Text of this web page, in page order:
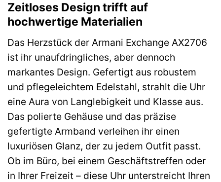
Zeitloses Design trifft auf
hochwertige Materialien
Das Herzstück der Armani Exchange AX2706
ist ihr unaufdringliches, aber dennoch
markantes Design. Gefertigt aus robustem
und pflegeleichtem Edelstahl, strahlt die Uhr
eine Aura von Langlebigkeit und Klasse aus.
Das polierte Gehäuse und das präzise
gefertigte Armband verleihen ihr einen
luxuriösen Glanz, der zu jedem Outfit passt.
Ob im Büro, bei einem Geschäftstreffen oder
in Ihrer Freizeit – diese Uhr unterstreicht Ihren